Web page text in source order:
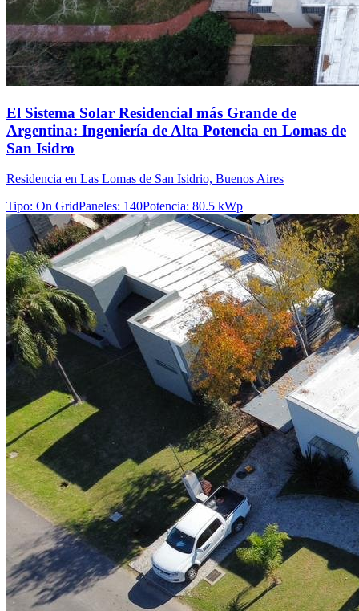
El Sistema Solar Residencial más Grande de
Argentina: Ingeniería de Alta Potencia en Lomas de
San Isidro
Residencia en Las Lomas de San Isidrio, Buenos Aires
Tipo: On GridPaneles: 140Potencia: 80.5 kWp